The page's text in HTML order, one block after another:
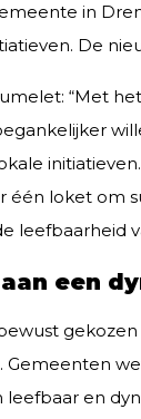
in
De
“Met
één loket om
leefbaarheid
een
leefbaar en